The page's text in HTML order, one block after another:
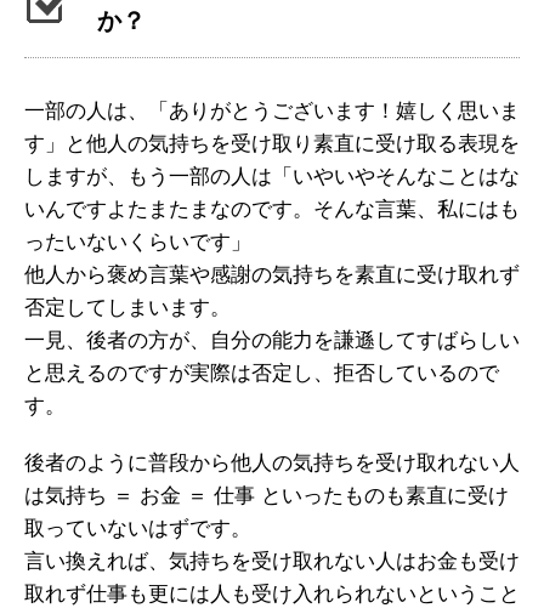
か？
一部の人は、「ありがとうございます！嬉しく思いま
す」と他人の気持ちを受け取り素直に受け取る表現を
しますが、もう一部の人は 「いやいやそんなことはな
いんですよ たまたまなのです。 そんな言葉、私にはも
ったいないくらいです」
他人から褒め言葉や感謝の気持ちを素直に受け取れず
否定してしまいます。
一見、後者の方が、自分の能力を謙遜してすばらしい
と思えるのですが実際は否定し、拒否しているので
す。
後者のように普段から他人の気持ちを受け取れない人
は気持ち ＝ お金 ＝ 仕事 といったものも素直に受け
取っていないはずです。
言い換えれば、 気持ちを受け取れない人はお金も受け
取れず仕事も更には人も受け入れられない ということ